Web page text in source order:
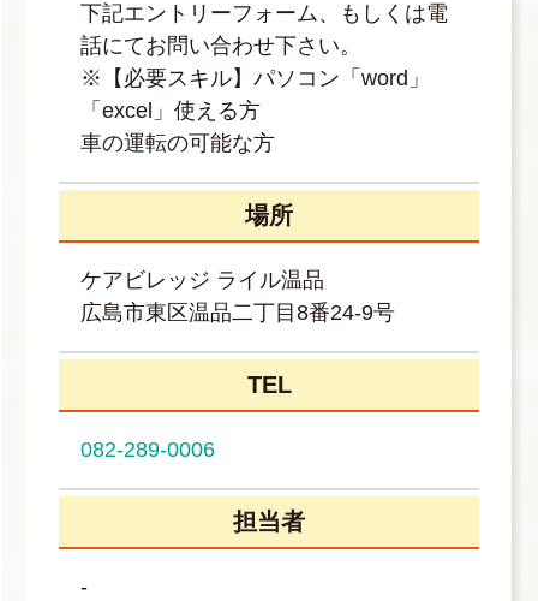
下記エントリーフォーム、もしくは電
話にてお問い合わせ下さい。
※【必要スキル】パソコン「word」
「excel」使える方
車の運転の可能な方
場所
ケアビレッジ ライル温品
広島市東区温品二丁目8番24-9号
TEL
082-289-0006
担当者
-